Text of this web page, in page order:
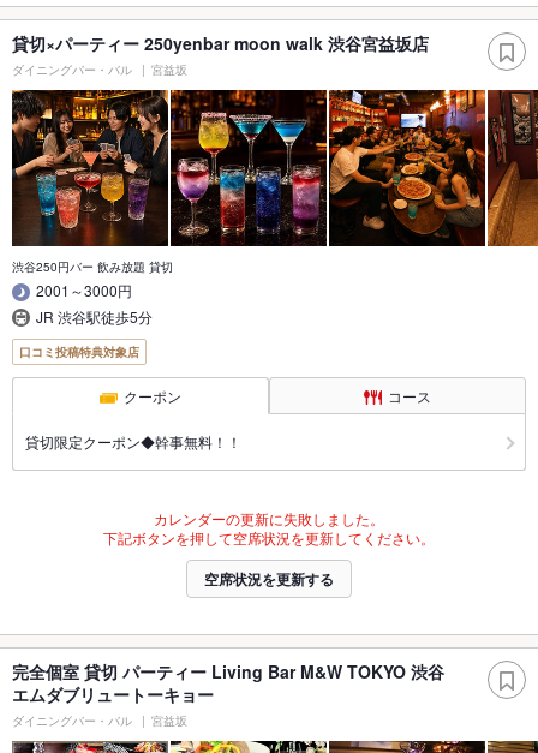
貸切×パーティー 250yenbar moon walk 渋谷宮益坂店
ダイニングバー・バル 宮益坂
渋谷250円バー 飲み放題 貸切
2001～3000円
JR 渋谷駅徒歩5分
口コミ投稿特典対象店
クーポン コース
貸切限定クーポン◆幹事無料！！
カレンダーの更新に失敗しました。
下記ボタンを押して空席状況を更新してください。
空席状況を更新する
完全個室 貸切 パーティー Living Bar M&W TOKYO 渋谷
エムダブリュートーキョー
ダイニングバー・バル 宮益坂